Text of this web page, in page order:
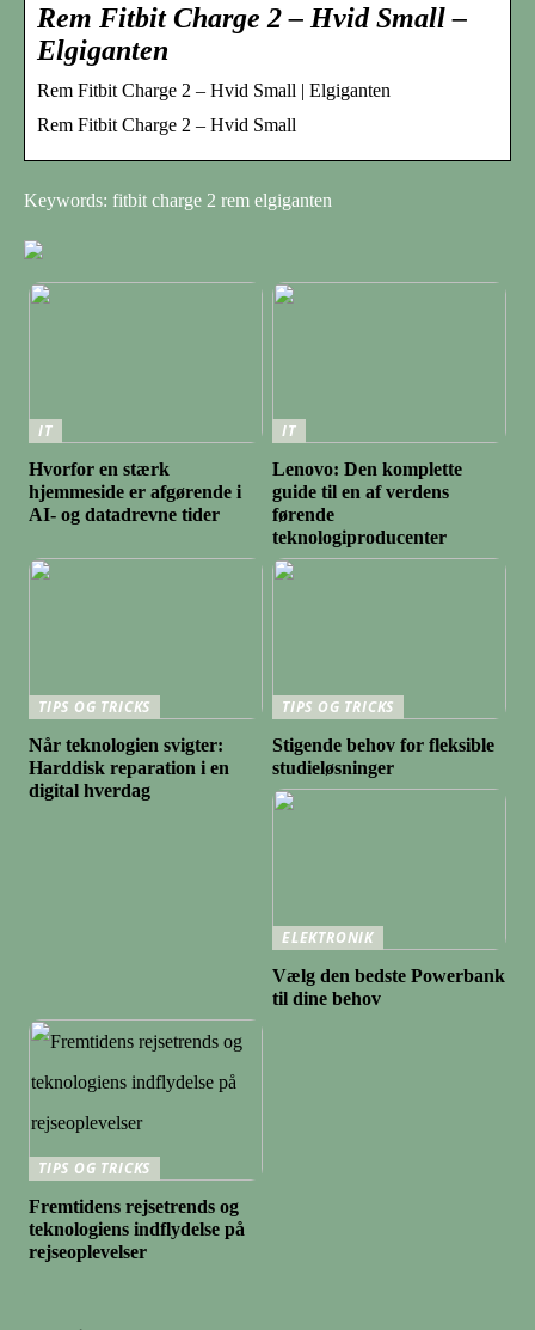
Rem Fitbit Charge 2 – Hvid Small –
Elgiganten
Rem Fitbit Charge 2 – Hvid Small | Elgiganten
Rem Fitbit Charge 2 – Hvid Small
Keywords: fitbit charge 2 rem elgiganten
IT
Hvorfor en stærk
hjemmeside er afgørende i
AI- og datadrevne tider
IT
Lenovo: Den komplette
guide til en af verdens
førende
teknologiproducenter
TIPS OG TRICKS
Når teknologien svigter:
Harddisk reparation i en
digital hverdag
TIPS OG TRICKS
Stigende behov for fleksible
studieløsninger
ELEKTRONIK
Vælg den bedste Powerbank
til dine behov
TIPS OG TRICKS
Fremtidens rejsetrends og
teknologiens indflydelse på
rejseoplevelser